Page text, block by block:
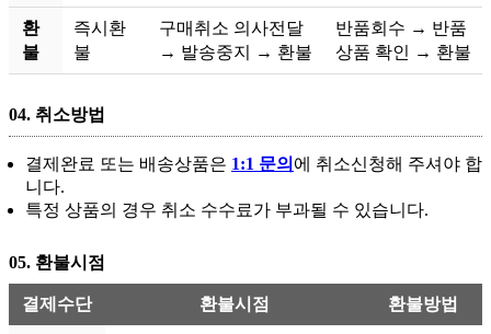
환
불
즉시환
불
구매취소 의사전달
→ 발송중지 → 환불
반품회수 → 반품
상품 확인 → 환불
04. 취소방법
결제완료 또는 배송상품은 1:1 문의 에 취소신청해 주셔야 합
니다.
특정 상품의 경우 취소 수수료가 부과될 수 있습니다.
05. 환불시점
결제수단 환불시점 환불방법